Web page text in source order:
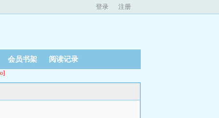
登录 注册
会员书架 阅读记录